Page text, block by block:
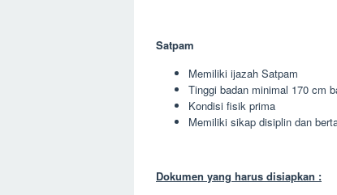
Satpam
Memiliki ijazah Satpam
Tinggi badan minimal 170 cm
Kondisi fisik prima
Memiliki sikap disiplin dan
Dokumen yang harus disiapkan :